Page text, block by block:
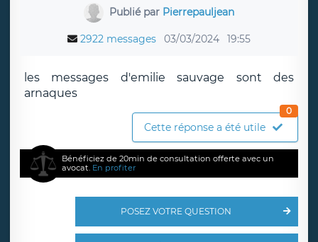
Publié par Pierrepauljean
2922 messages 03/03/2024 19:55
les messages d'emilie sauvage sont des
arnaques
Cette réponse a été utile
0
Bénéficiez de 20min de consultation offerte avec un
avocat. En profiter
POSEZ VOTRE QUESTION